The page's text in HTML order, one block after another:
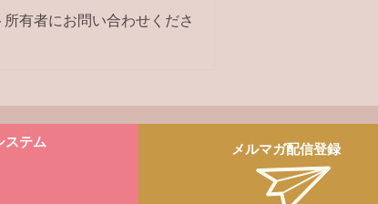
有者にお問い合わせくださ
ステム メルマガ配信登録